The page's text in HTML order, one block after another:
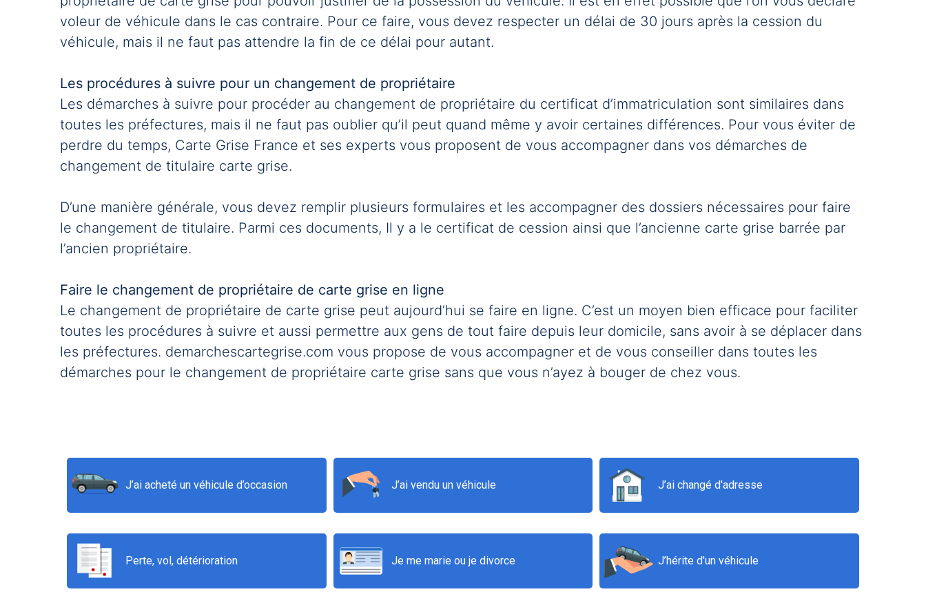
voleur de véhicule dans le cas contraire. Pour ce faire, vous devez respecter un délai de 30 jours après la cession du
véhicule, mais il ne faut pas attendre la fin de ce délai pour autant.
Les procédures à suivre pour un changement de propriétaire
Les démarches à suivre pour procéder au changement de propriétaire du certificat d’immatriculation sont similaires dans
toutes les préfectures, mais il ne faut pas oublier qu’il peut quand même y avoir certaines différences. Pour vous éviter de
perdre du temps, Carte Grise France et ses experts vous proposent de vous accompagner dans vos démarches de
changement de titulaire carte grise.
D’une manière générale, vous devez remplir plusieurs formulaires et les accompagner des dossiers nécessaires pour faire
le changement de titulaire. Parmi ces documents, Il y a le certificat de cession ainsi que l’ancienne carte grise barrée par
l’ancien propriétaire.
Faire le changement de propriétaire de carte grise en ligne
Le changement de propriétaire de carte grise peut aujourd’hui se faire en ligne. C’est un moyen bien efficace pour faciliter
toutes les procédures à suivre et aussi permettre aux gens de tout faire depuis leur domicile, sans avoir à se déplacer dans
les préfectures. demarchescartegrise.com vous propose de vous accompagner et de vous conseiller dans toutes les
démarches pour le changement de propriétaire carte grise sans que vous n’ayez à bouger de chez vous.
J’ai acheté un véhicule d’occasion J’ai vendu un véhicule J’ai changé d'adresse
Perte, vol, détérioration Je me marie ou je divorce J’hérite d'un véhicule